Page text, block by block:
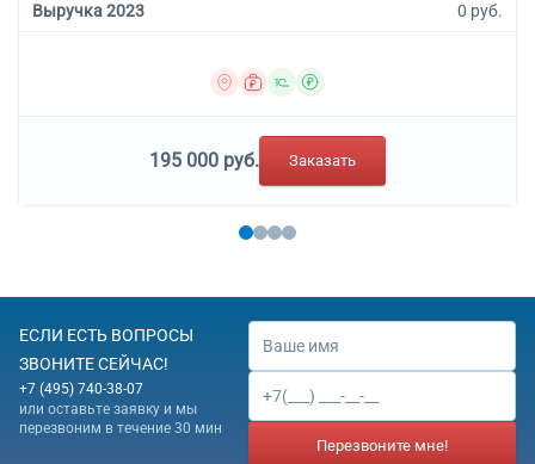
Выручка 2023 0 руб.
195 000 руб. Заказать
ЕСЛИ ЕСТЬ ВОПРОСЫ
ЗВОНИТЕ СЕЙЧАС!
+7 (495) 740-38-07
или оставьте заявку и мы
перезвоним в течение 30 мин
Перезвоните мне!